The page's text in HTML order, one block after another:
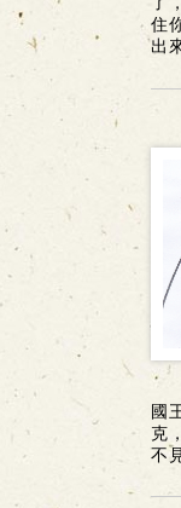
住
出
國
克
不